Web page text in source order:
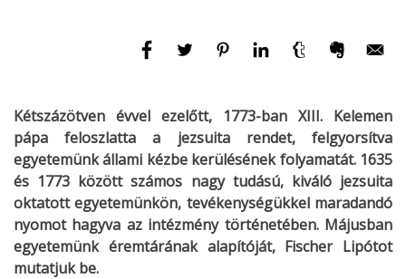
Kétszázötven évvel ezelőtt, 1773-ban XIII. Kelemen
pápa feloszlatta a jezsuita rendet, felgyorsítva
egyetemünk állami kézbe kerülésének folyamatát. 1635
és 1773 között számos nagy tudású, kiváló jezsuita
oktatott egyetemünkön, tevékenységükkel maradandó
nyomot hagyva az intézmény történetében. Májusban
egyetemünk éremtárának alapítóját, Fischer Lipótot
mutatjuk be.